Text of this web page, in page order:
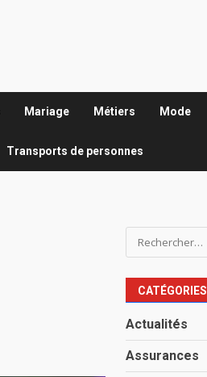
Mariage Métiers Mode
Transports de personnes
Rechercher :
CATÉGORIES
Actualités
Assurances